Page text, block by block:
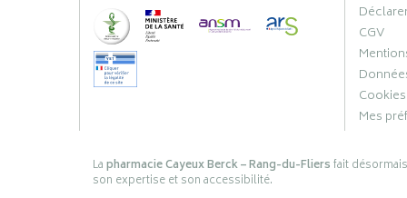
CGV
Cookies
Mes
Lapharmacie Cayeux Berck – Rang-du-Fliersfait
son expertise et son accessibilité.